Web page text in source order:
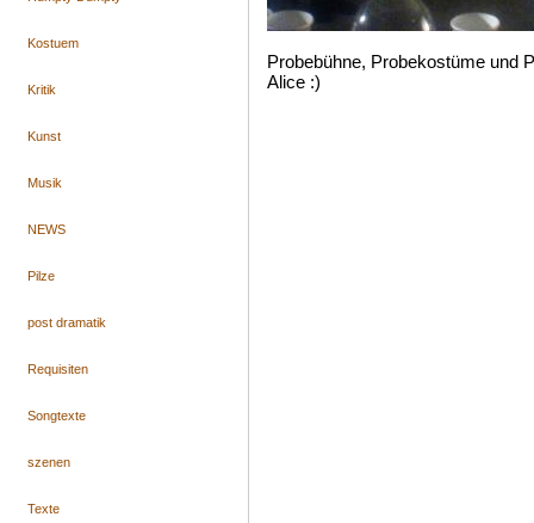
Kostuem
Kritik
Kunst
Musik
NEWS
Pilze
post dramatik
Requisiten
Songtexte
szenen
Texte
Probebühne, Probekostüme und
Alice :)